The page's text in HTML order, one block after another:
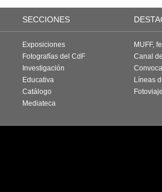
SECCIONES
Exposiciones
Fotografías del CdF
Investigación
Educativa
Catálogo
Mediateca
MUFF,
Canal
Líneas